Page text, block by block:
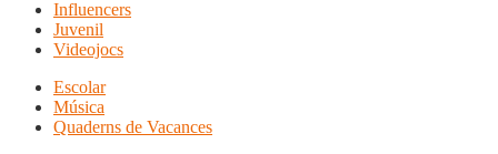
Influencers
Juvenil
Videojocs
Escolar
Música
Quaderns de Vacances